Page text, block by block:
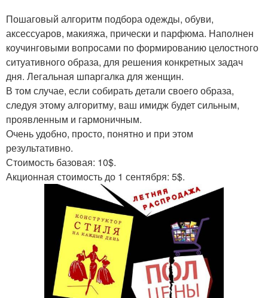
Пошаговый алгоритм подбора одежды, обуви,
аксессуаров, макияжа, прически и парфюма. Наполнен
коучинговыми вопросами по формированию целостного
ситуативного образа, для решения конкретных задач
дня. Легальная шпаргалка для женщин.
В том случае, если собирать детали своего образа,
следуя этому алгоритму, ваш имидж будет сильным,
проявленным и гармоничным.
Очень удобно, просто, понятно и при этом
результативно.
Стоимость базовая: 10$.
Акционная стоимость до 1 сентября: 5$.